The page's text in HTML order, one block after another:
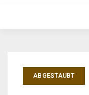
ABGESTAUBT